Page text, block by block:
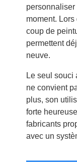
personnaliser
moment. Lors
coup de
permettent
neuve.
Le seul souci
ne convient
plus, son
forte
fabricants
avec un